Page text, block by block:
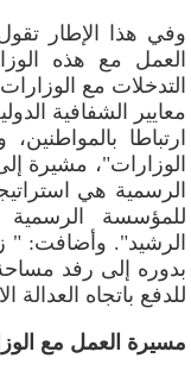
وفي هذا الإطار
العمل مع هذه
التدخلات مع
معايير الشفافية
ارتباطا
الوزارات"، مشيرة
الرسمية هي
للمؤسسة الرسمية
الرشيد". وأضافت: "
بدوره إلى رفد مساحة
للدفع باتجاه العدالة
مسيرة العمل مع